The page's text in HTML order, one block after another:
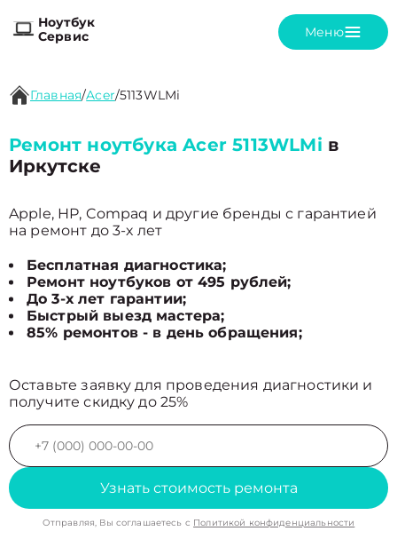
Ноутбук
Сервис
Меню
Главная/Acer/5113WLMi
Ремонт ноутбука Acer 5113WLMi в
Иркутске
Apple, HP, Compaq и другие бренды с гарантией
на ремонт до 3-х лет
Бесплатная диагностика;
Ремонт ноутбуков от 495 рублей;
До 3-х лет гарантии;
Быстрый выезд мастера;
85% ремонтов - в день обращения;
Оставьте заявку для проведения диагностики и
получите скидку до 25%
Узнать стоимость ремонта
Отправляя, Вы соглашаетесь с Политикой конфиденциальности